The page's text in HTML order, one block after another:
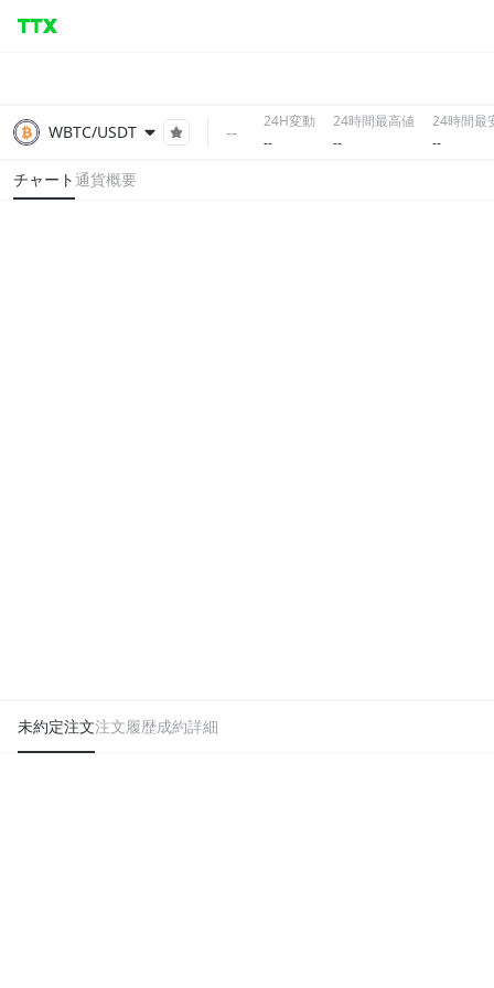
WBTC/USDT --
24H変動
--
24時間最高値
--
24時間最
--
チャート通貨概要
未約定注文注文履歴成約詳細